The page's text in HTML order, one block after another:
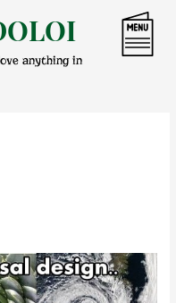
anything in